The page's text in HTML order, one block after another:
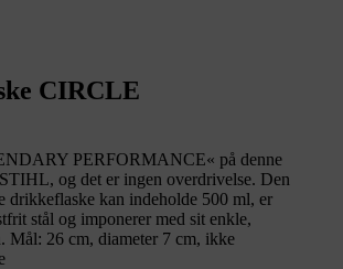
CIRCLE
PERFORMANCE« på denne
og det er ingen overdrivelse. Den
drikkeflaske kan indeholde 500 ml, er
stål og imponerer med sit enkle,
Mål: 26 cm, diameter 7 cm, ikke